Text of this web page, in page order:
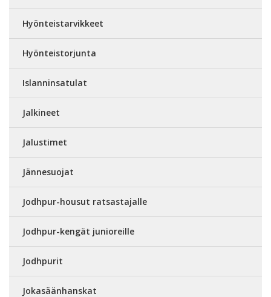
Hyönteistarvikkeet
Hyönteistorjunta
Islanninsatulat
Jalkineet
Jalustimet
Jännesuojat
Jodhpur-housut ratsastajalle
Jodhpur-kengät junioreille
Jodhpurit
Jokasäänhanskat